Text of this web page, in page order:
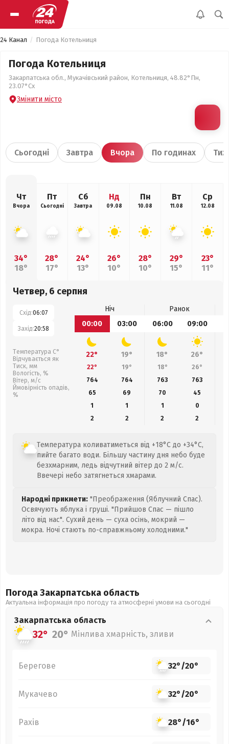
24 Канал Погода Котельниця
Погода Котельниця
Закарпатська обл., Мукачівський район, Котельниця, 48.82°Пн,
23.07°Сх
Змінити місто
Сьогодні Завтра Вчора По годинах
Чт
Вчора
34°
18°
Пт
Сьогодні
28°
17°
Сб
Завтра
24°
13°
Нд
09.08
26°
10°
Пн
10.08
28°
10°
Вт
11.08
29°
15°
Ср
12.08
23°
11°
Четвер, 6 серпня
Схід:06:07
Захід:20:58
Температура С°
Відчувається як
Тиск, мм
Вологість, %
Вітер, м/с
Ймовірність опадів,
%
Ніч
Ранок
00:00
03:00 06:00 09:00
22° 19° 18° 26°
22° 19° 18° 26°
764
764 763 763
65
69 70 45
1
1 1
0
2
2 2 2
Температура коливатиметься від +18°C до +34°C,
пийте багато води. Більшу частину дня небо буде
безхмарним, ледь відчутний вітер до 2 м/с.
Ввечері небо затягнеться хмарами.
Народні прикмети: "Преображення (Яблучний Спас).
Освячують яблука і груші. "Прийшов Спас — пішло
літо від нас". Сухий день — суха осінь, мокрий —
мокра. Ночі стають по-справжньому холодними."
Погода Закарпатська область
Актуальна інформація про погоду та атмосферні умови на сьогодні
Закарпатська область
32° 20° Мінлива хмарність, зливи
Берегове 32°/20°
Мукачево 32°/20°
Рахів 28°/16°